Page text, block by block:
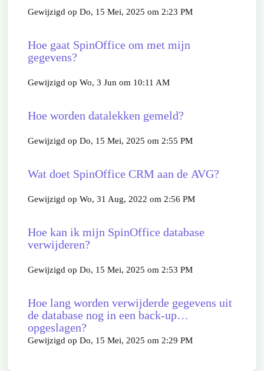
Gewijzigd op Do, 15 Mei, 2025 om 2:23 PM
Hoe gaat SpinOffice om met mijn
gegevens?
Gewijzigd op Wo, 3 Jun om 10:11 AM
Hoe worden datalekken gemeld?
Gewijzigd op Do, 15 Mei, 2025 om 2:55 PM
Wat doet SpinOffice CRM aan de AVG?
Gewijzigd op Wo, 31 Aug, 2022 om 2:56 PM
Hoe kan ik mijn SpinOffice database
verwijderen?
Gewijzigd op Do, 15 Mei, 2025 om 2:53 PM
Hoe lang worden verwijderde gegevens uit
de database nog in een back-up
opgeslagen?
Gewijzigd op Do, 15 Mei, 2025 om 2:29 PM